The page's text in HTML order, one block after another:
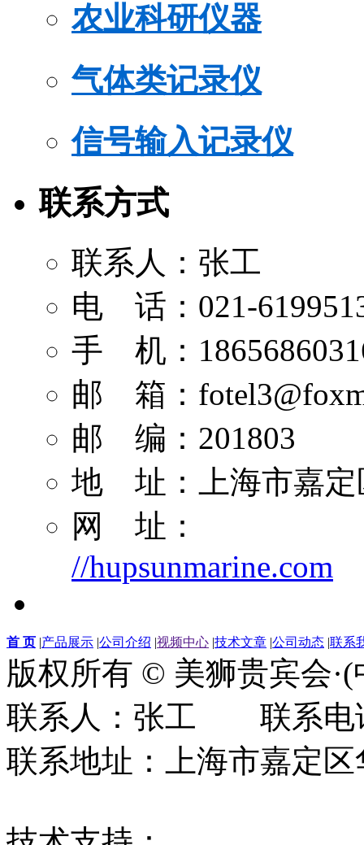
农业科研仪器
气体类记录仪
信号输入记录仪
联系方式
联系人：张工
电 话：021-
手 机：
邮 箱：
邮 编：201803
地 址：上海市嘉定
网 址：
//hupsunmarine.com
首 页 |产品展示 |公司介绍 |视频中心 |技术文章 |公司动态 |联系
版权所有 © 美狮贵宾会
联系人：张工 联系电
联系地址：上海市嘉定